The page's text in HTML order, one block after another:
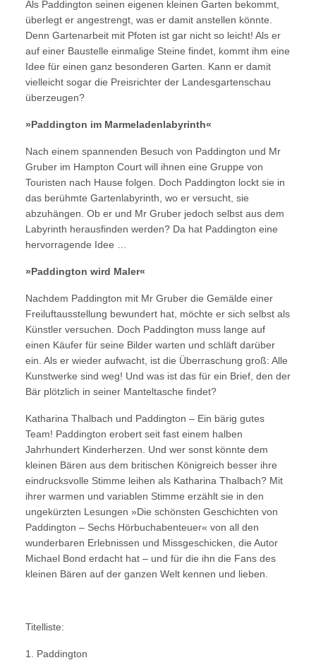
Als Paddington seinen eigenen kleinen Garten bekommt,
überlegt er angestrengt, was er damit anstellen könnte.
Denn Gartenarbeit mit Pfoten ist gar nicht so leicht! Als er
auf einer Baustelle einmalige Steine findet, kommt ihm eine
Idee für einen ganz besonderen Garten. Kann er damit
vielleicht sogar die Preisrichter der Landesgartenschau
überzeugen?
»Paddington im Marmeladenlabyrinth«
Nach einem spannenden Besuch von Paddington und Mr
Gruber im Hampton Court will ihnen eine Gruppe von
Touristen nach Hause folgen. Doch Paddington lockt sie in
das berühmte Gartenlabyrinth, wo er versucht, sie
abzuhängen. Ob er und Mr Gruber jedoch selbst aus dem
Labyrinth herausfinden werden? Da hat Paddington eine
hervorragende Idee …
»Paddington wird Maler«
Nachdem Paddington mit Mr Gruber die Gemälde einer
Freiluftausstellung bewundert hat, möchte er sich selbst als
Künstler versuchen. Doch Paddington muss lange auf
einen Käufer für seine Bilder warten und schläft darüber
ein. Als er wieder aufwacht, ist die Überraschung groß: Alle
Kunstwerke sind weg! Und was ist das für ein Brief, den der
Bär plötzlich in seiner Manteltasche findet?
Katharina Thalbach und Paddington – Ein bärig gutes
Team! Paddington erobert seit fast einem halben
Jahrhundert Kinderherzen. Und wer sonst könnte dem
kleinen Bären aus dem britischen Königreich besser ihre
eindrucksvolle Stimme leihen als Katharina Thalbach? Mit
ihrer warmen und variablen Stimme erzählt sie in den
ungekürzten Lesungen »Die schönsten Geschichten von
Paddington – Sechs Hörbuchabenteuer« von all den
wunderbaren Erlebnissen und Missgeschicken, die Autor
Michael Bond erdacht hat – und für die ihn die Fans des
kleinen Bären auf der ganzen Welt kennen und lieben.
Titelliste:
1. Paddington